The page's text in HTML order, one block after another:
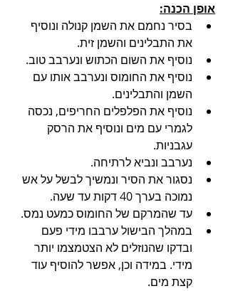
אופן הכנה:
בסיר נחמם את השמן קנולה ונוסיף
את התבלינים והשמן זית.
נוסיף את השום הכתוש ונערבב טוב.
נוסיף את החומוס ונערבב אותו עם
השמן והתבלינים.
נוסיף את הפלפלים החריפים, נכסה
לגמרי עם מים ונוסיף את הרסק
עגבניות.
נערבב ונביא לרתיחה.
נסגור את הסיר ונמשיך לבשל על אש
נמוכה בערך 40 דקות עד שעה.
עד שהמרקם של החומוס כמעט נמס.
במהלך הבישול ערבבו מידי פעם
ובדקו שהנוזלים לא הצטמצמו יותר
מידי. במידה וכן, אפשר להוסיף עוד
קצת מים.